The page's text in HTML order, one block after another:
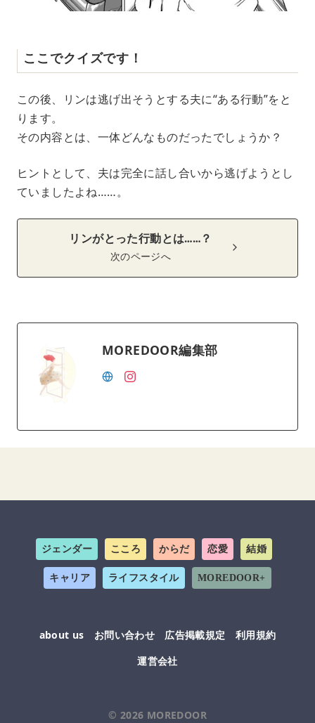
ここでクイズです！
この後、リンは逃げ出そうとする夫に“ある行動”をと
ります。
その内容とは、一体どんなものだったでしょうか？
ヒントとして、夫は完全に話し合いから逃げようとし
ていましたよね……。
リンがとった行動とは……？
次のページへ
MOREDOOR編集部
ジェンダー こころ からだ 恋愛 結婚
キャリア ライフスタイル MOREDOOR+
about us お問い合わせ 広告掲載規定
利用規約
運営会社
© 2026 MOREDOOR